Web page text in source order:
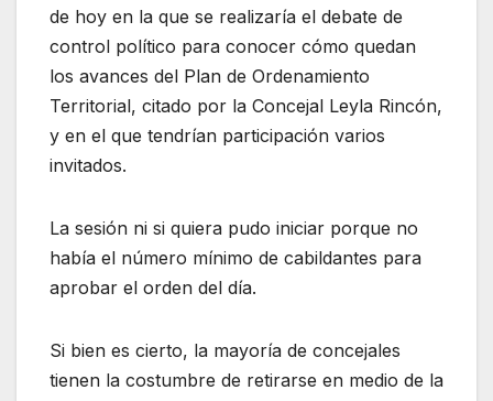
de hoy en la que se realizaría el debate de
control político para conocer cómo quedan
los avances del Plan de Ordenamiento
Territorial, citado por la Concejal Leyla Rincón,
y en el que tendrían participación varios
invitados.
La sesión ni si quiera pudo iniciar porque no
había el número mínimo de cabildantes para
aprobar el orden del día.
Si bien es cierto, la mayoría de concejales
tienen la costumbre de retirarse en medio de la